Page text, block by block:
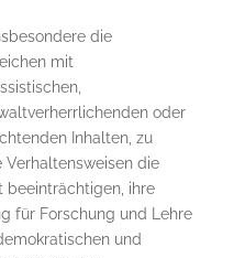
die
mit
oder
Inhalten, zu
Verhaltensweisen die
beeinträchtigen, ihre
für Forschung und Lehre
und